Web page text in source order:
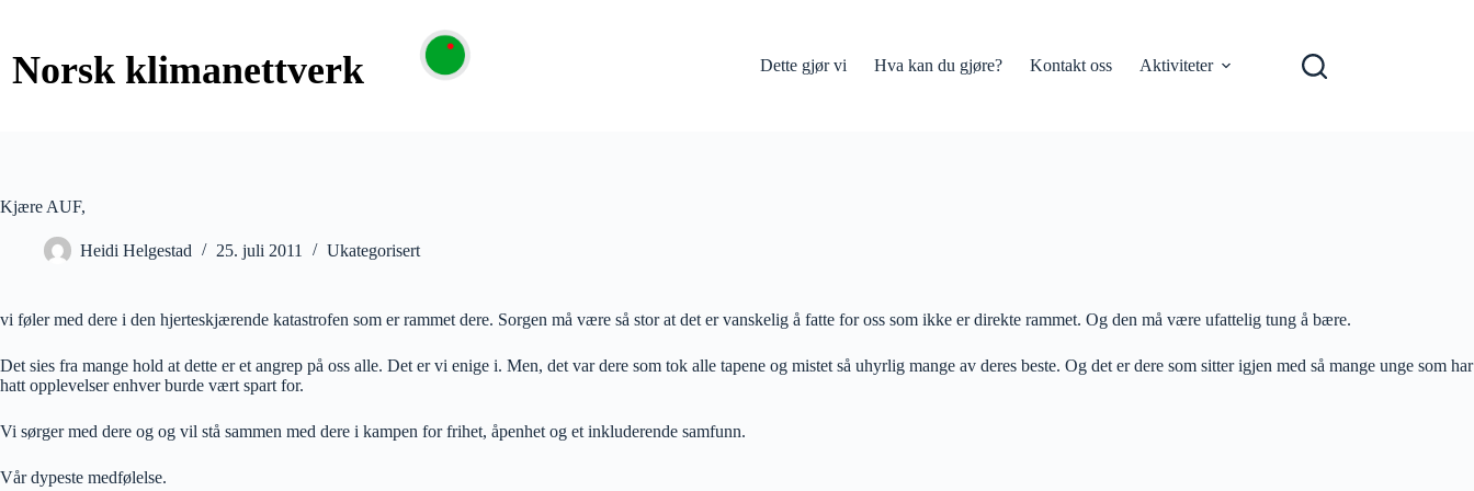
Dette gjør vi Hva kan du gjøre? Kontakt oss Aktiviteter
Kjære AUF,
Heidi Helgestad 25. juli 2011 Ukategorisert
vi føler med dere i den hjerteskjærende katastrofen som er rammet dere. Sorgen må være så stor at det er vanskelig å fatte for oss som ikke er direkte rammet. Og den må være ufattelig tung å bære.
Det sies fra mange hold at dette er et angrep på oss alle. Det er vi enige i. Men, det var dere som tok alle tapene og mistet så uhyrlig mange av deres beste. Og det er dere som sitter igjen med så mange unge som har
hatt opplevelser enhver burde vært spart for.
Vi sørger med dere og og vil stå sammen med dere i kampen for frihet, åpenhet og et inkluderende samfunn.
Vår dypeste medfølelse.